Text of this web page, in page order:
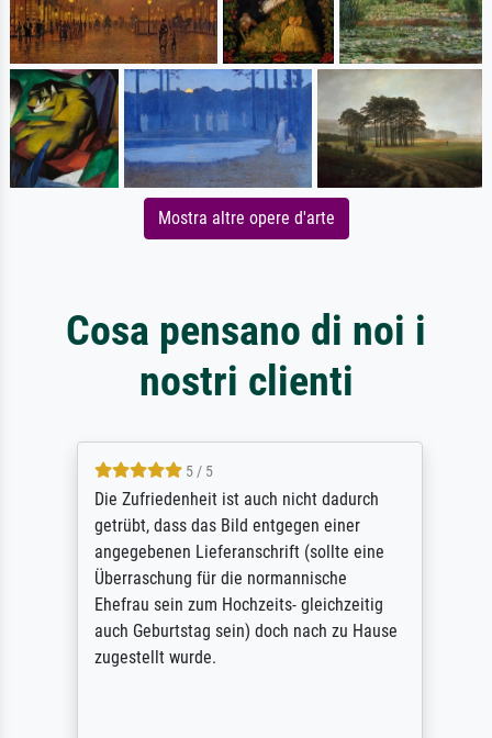
Mostra altre opere d'arte
Cosa pensano di noi i
nostri clienti
5 / 5
Die Zufriedenheit ist auch nicht dadurch
getrübt, dass das Bild entgegen einer
angegebenen Lieferanschrift (sollte eine
Überraschung für die normannische
Ehefrau sein zum Hochzeits- gleichzeitig
auch Geburtstag sein) doch nach zu Hause
zugestellt wurde.